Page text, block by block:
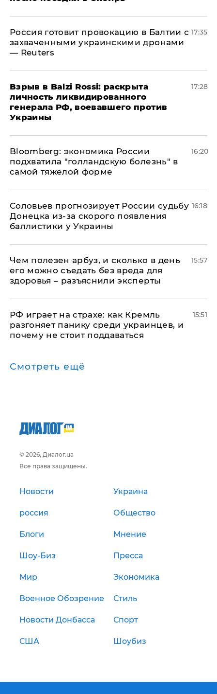
​Россия готовит провокацию в Балтии с
захваченными украинскими дронами
— Reuters
17:35
​Взрыв в Balzi Rossi: раскрыта
личность ликвидированного
генерала РФ, воевавшего против
Украины
17:28
Bloomberg: экономика России
подхватила "голландскую болезнь" в
самой тяжелой форме
16:20
Соловьев прогнозирует России судьбу
Донецка из-за скорого появления
баллистики у Украины
16:18
Чем полезен арбуз, и сколько в день
его можно съедать без вреда для
здоровья – разъяснили эксперты
15:57
РФ играет на страхе: как Кремль
разгоняет панику среди украинцев, и
почему не стоит поддаваться
15:51
Смотреть ещё
© 2026, Диалог.ua
Все права защищены.
Новости Украина
россия Общество
Блоги Мнение
Шоу-Биз Пресса
Мир Экономика
Военное Обозрение Стиль
Новости Донбасса Спорт
США Шоубиз